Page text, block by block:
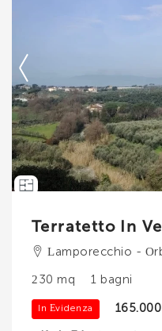
Vedi
Terratetto In
Lamporecchio -
230 mq 1 bagni
In Evidenza
*Il tuo nome
Ho letto, compreso
condizioni.
Voglio ricevere